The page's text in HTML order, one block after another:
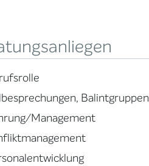
Balintgruppen
Management